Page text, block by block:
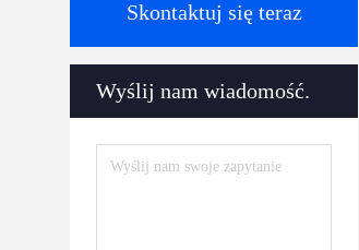
Skontaktuj się teraz
Wyślij nam wiadomość.